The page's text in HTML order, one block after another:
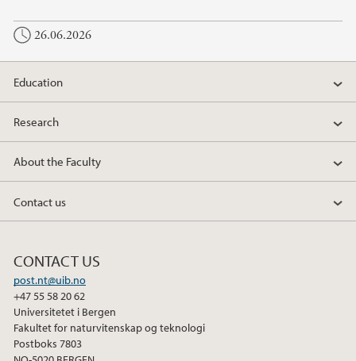
26.06.2026
Education
Research
About the Faculty
Contact us
CONTACT US
post.nt@uib.no
+47 55 58 20 62
Universitetet i Bergen
Fakultet for naturvitenskap og teknologi
Postboks 7803